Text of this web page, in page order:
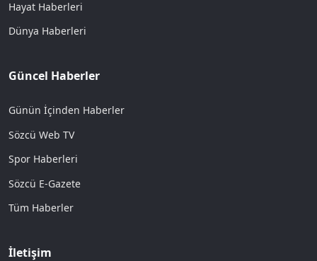
Hayat Haberleri
Dünya Haberleri
Güncel Haberler
Günün İçinden Haberler
Sözcü Web TV
Spor Haberleri
Sözcü E-Gazete
Tüm Haberler
İletişim